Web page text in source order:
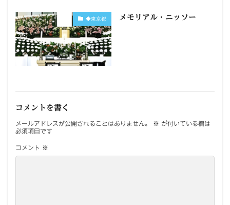
◆東京都 メモリアル・ニッソー
コメントを書く
メールアドレスが公開されることはありません。 ※ が付いている欄は
必須項目です
コメント ※